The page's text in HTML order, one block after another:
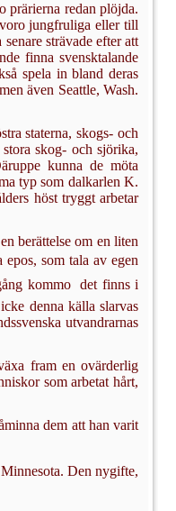
prärierna redan plöjda.
jungfruliga eller till
strävade efter att
finna svensktalande
spela in bland deras
även Seattle, Wash.
staterna, skogs- och
skog- och sjörika,
kunna de möta
typ som dalkarlen K.
höst tryggt arbetar
berättelse om en liten
som tala av egen
kommo  det finns i
denna källa slarvas
utvandrarnas
fram en ovärderlig
som arbetat hårt,
dem att han varit
Den nygifte,